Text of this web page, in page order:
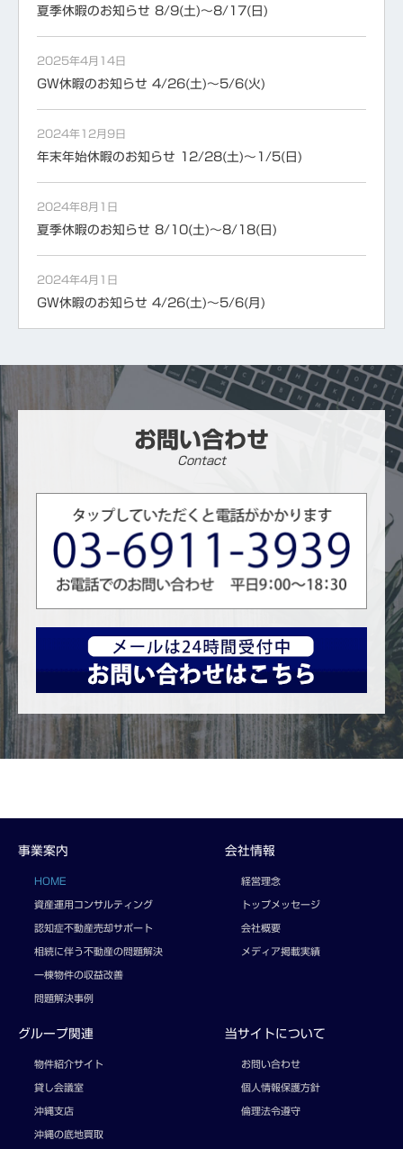
夏季休暇のお知らせ 8/9(土)～8/17(日)
2025年4月14日
GW休暇のお知らせ 4/26(土)～5/6(火)
2024年12月9日
年末年始休暇のお知らせ 12/28(土)～1/5(日)
2024年8月1日
夏季休暇のお知らせ 8/10(土)～8/18(日)
2024年4月1日
GW休暇のお知らせ 4/26(土)～5/6(月)
お問い合わせ
Contact
事業案内
HOME
資産運用コンサルティング
認知症不動産売却サポート
相続に伴う不動産の問題解決
一棟物件の収益改善
問題解決事例
会社情報
経営理念
トップメッセージ
会社概要
メディア掲載実績
グループ関連
物件紹介サイト
貸し会議室
沖縄支店
沖縄の底地買取
当サイトについて
お問い合わせ
個人情報保護方針
倫理法令遵守